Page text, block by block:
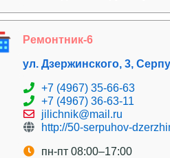
Ремонтник-6
ул. Дзержинского, 3,
+7 (4967) 35-66-63
+7 (4967) 36-63-11
jilichnik@mail.ru
http://50-serpuhov-
пн-пт 08:00–17:00